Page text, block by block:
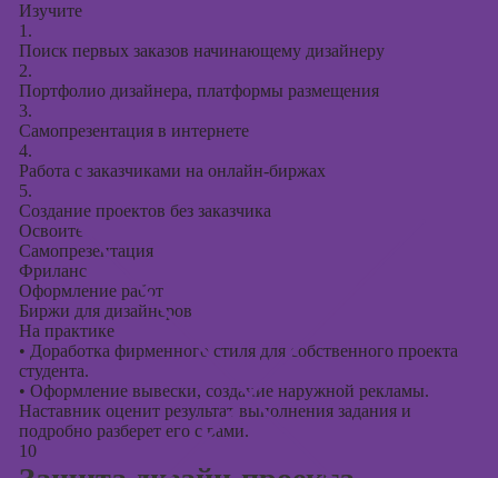
Изучите
1.
Поиск первых заказов начинающему дизайнеру
2.
Портфолио дизайнера, платформы размещения
3.
Самопрезентация в интернете
4.
Работа с заказчиками на онлайн-биржах
5.
Создание проектов без заказчика
Освоите
Самопрезентация
Фриланс
Оформление работ
Биржи для дизайнеров
На практике
• Доработка фирменного стиля для собственного проекта
студента.
• Оформление вывески, создание наружной рекламы.
Наставник оценит результат выполнения задания и
подробно разберет его с вами.
10